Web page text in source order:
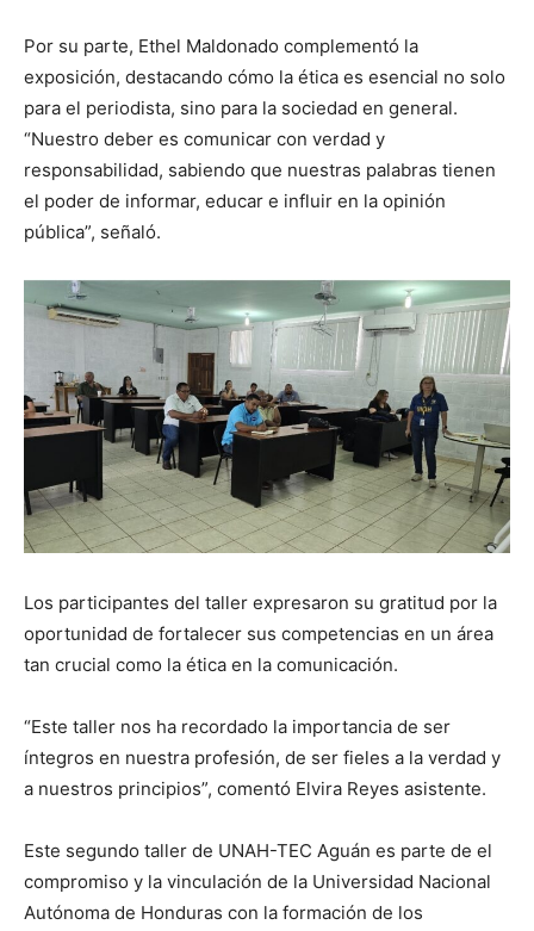
Por su parte, Ethel Maldonado complementó la
exposición, destacando cómo la ética es esencial no solo
para el periodista, sino para la sociedad en general.
“Nuestro deber es comunicar con verdad y
responsabilidad, sabiendo que nuestras palabras tienen
el poder de informar, educar e influir en la opinión
pública”, señaló.
Los participantes del taller expresaron su gratitud por la
oportunidad de fortalecer sus competencias en un área
tan crucial como la ética en la comunicación.
“Este taller nos ha recordado la importancia de ser
íntegros en nuestra profesión, de ser fieles a la verdad y
a nuestros principios”, comentó Elvira Reyes asistente.
Este segundo taller de UNAH-TEC Aguán es parte de el
compromiso y la vinculación de la Universidad Nacional
Autónoma de Honduras con la formación de los